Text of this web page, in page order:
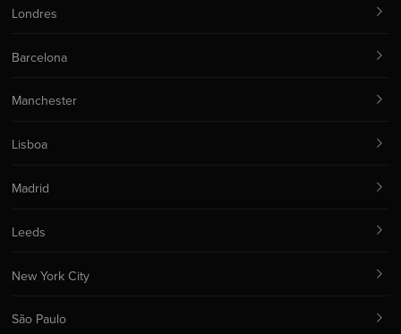
Londres
Barcelona
Manchester
Lisboa
Madrid
Leeds
New York City
São Paulo